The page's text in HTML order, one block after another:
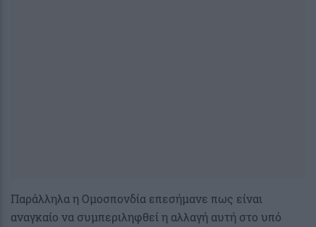
Παράλληλα η Ομοσπονδία επεσήμανε πως είναι
αναγκαίο να συμπεριληφθεί η αλλαγή αυτή στο υπό